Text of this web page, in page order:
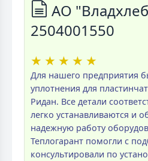
АО
2504001550
★ ★ ★ ★ ★
Для нашего предприятия
уплотнения для
Ридан. Все детали
легко устанавливаются и
надежную работу
Теплогарант помогли с
консультировали по